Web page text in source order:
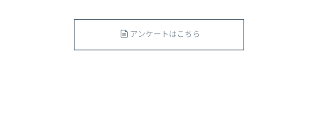
アンケートはこちら